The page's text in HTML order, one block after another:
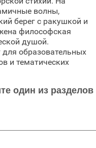
волны,
берег с ракушкой и
философская
душой.
образовательных
и тематических
один из разделов